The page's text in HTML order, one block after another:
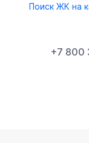
Поиск ЖК на
+7 800